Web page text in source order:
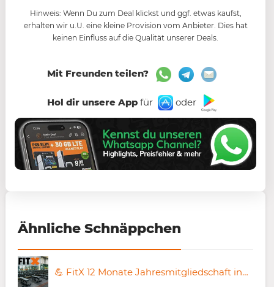
Hinweis: Wenn Du zum Deal klickst und ggf. etwas kaufst,
erhalten wir u.U. eine kleine Provision vom Anbieter. Dies hat
keinen Einfluss auf die Qualität unserer Deals.
Mit Freunden teilen?
Hol dir unsere Appfür oder
Ähnliche Schnäppchen
💪 FitX 12 Monate Jahresmitgliedschaft inkl. Getränke-Flat & Kursen ➡️ für 288€ (statt 377€)